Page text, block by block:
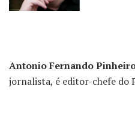
Antonio Fernando
jornalista, é editor-chefe do